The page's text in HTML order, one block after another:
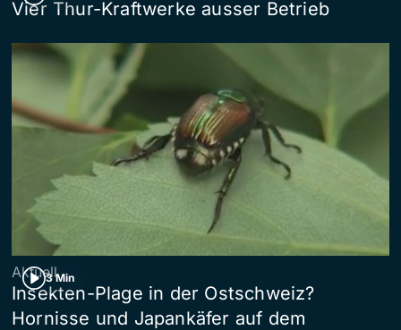
Vier Thur-Kraftwerke ausser Betrieb
3 Min
Aktuell
Insekten-Plage in der Ostschweiz?
Hornisse und Japankäfer auf dem